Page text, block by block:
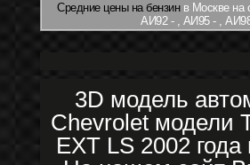
Средние цены на бензинв Москве на
АИ92 - , АИ95 - ,
3D модель
Chevrolet модели
EXT LS 2002 года